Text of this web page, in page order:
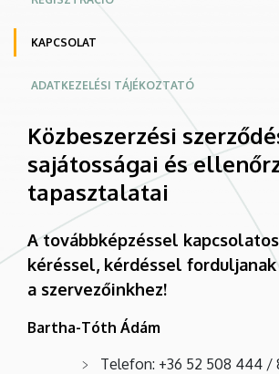
KAPCSOLAT
ADATKEZELÉSI TÁJÉKOZTATÓ
Közbeszerzési
sajátosságai és
tapasztalatai
A továbbképzéssel
kéréssel, kérdéssel
a szervezőinkhez!
Bartha-Tóth Ádám
Telefon: +36 52 508 444 /